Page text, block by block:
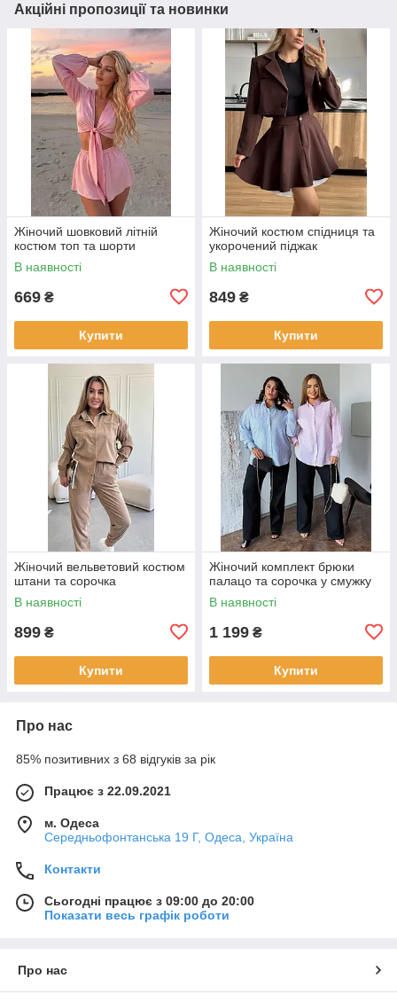
Акційні пропозиції та новинки
Жіночий шовковий літній
костюм топ та шорти
В наявності
669 ₴
Купити
Жіночий костюм спідниця та
укорочений піджак
В наявності
849 ₴
Купити
Жіночий вельветовий костюм
штани та сорочка
В наявності
899 ₴
Купити
Жіночий комплект брюки
палацо та сорочка у смужку
В наявності
1 199 ₴
Купити
Про нас
85% позитивних з 68 відгуків за рік
Працює з 22.09.2021
м. Одеса
Середньофонтанська 19 Г, Одеса, Україна
Контакти
Сьогодні працює з 09:00 до 20:00
Показати весь графік роботи
Про нас